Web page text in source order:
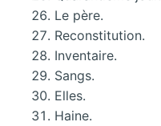
Le père.
Reconstitution.
Inventaire.
Sangs.
Elles.
Haine.